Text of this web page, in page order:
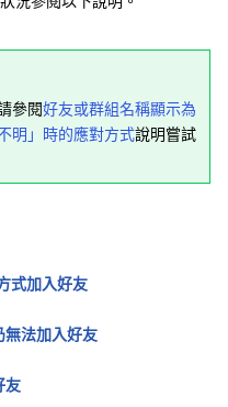
參閱好友或群組名稱顯示為
明」時的應對方式說明嘗試
式加入好友
無法加入好友
友